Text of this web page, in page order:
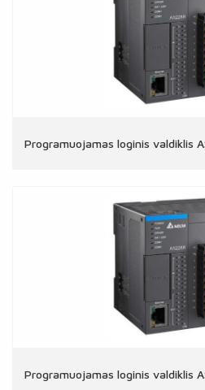
Programuojamas loginis valdiklis
Programuojamas loginis valdiklis